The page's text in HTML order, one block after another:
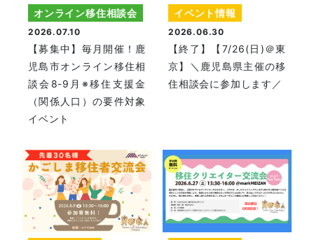
オンライン移住相談会
2026.07.10
【募集中】毎月開催！鹿
児島市オンライン移住相
談会8-9月※移住支援金
（関係人口）の要件対象
イベント
イベント情報
2026.06.30
【終了】【7/26(日)＠東
京】＼鹿児島県主催の移
住相談会に参加します／